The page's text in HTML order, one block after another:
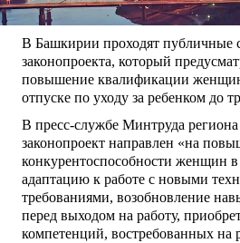
В Башкирии проходят публичные
законопроекта, который
повышение квалификации
отпуске по уходу за ребенком до
В пресс-службе Минтруда
законопроект направлен «на
конкурентоспособности женщин
адаптацию к работе с новыми
требованиями, возобновление
перед выходом на работу,
компетенций, востребованных на